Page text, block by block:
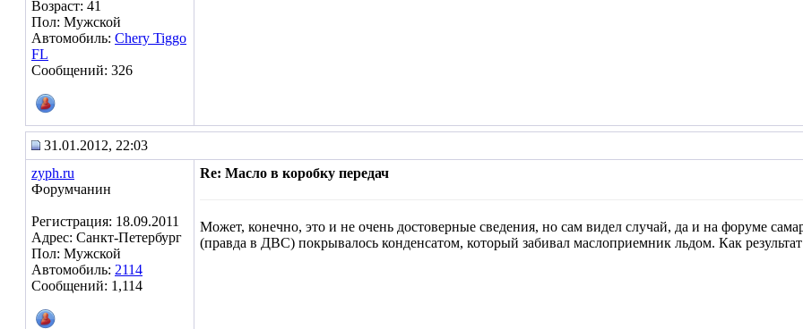
Возраст: 41
Пол: Мужской
Автомобиль: Chery Tiggo
FL
Сообщений: 326
31.01.2012, 22:03
zyph.ru
Форумчанин
Регистрация: 18.09.2011
Адрес: Санкт-Петербург
Пол: Мужской
Автомобиль: 2114
Сообщений: 1,114
Re: Масло в коробку передач
Может, конечно, это и не очень достоверные сведения, но сам видел случай, да и на форуме
(правда в ДВС) покрывалось конденсатом, который забивал маслоприемник льдом. Как